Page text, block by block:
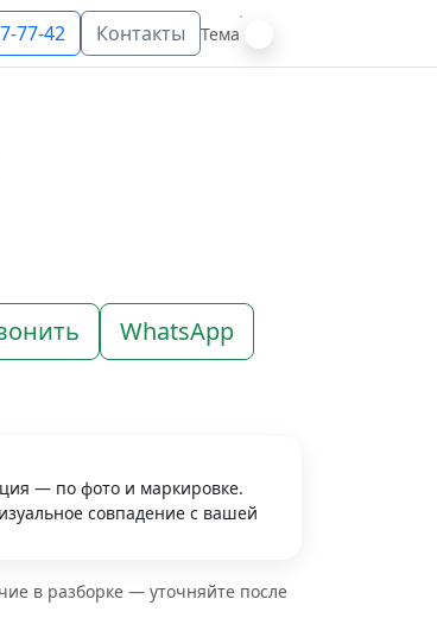
77-42 Контакты Тема
WhatsApp
— по фото и маркировке.
совпадение с вашей
в разборке — уточняйте после